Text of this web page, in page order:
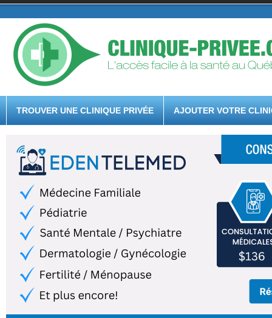
TROUVER UNE CLINIQUE PRIVÉE AJOUTER VOTRE